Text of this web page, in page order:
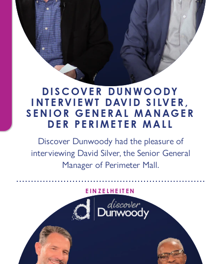
DISCOVER DUNWOODY
INTERVIEWT DAVID SILVER,
SENIOR GENERAL MANAGER
DER PERIMETER MALL
Discover Dunwoody had the pleasure of
interviewing David Silver, the Senior General
Manager of Perimeter Mall.
EINZELHEITEN